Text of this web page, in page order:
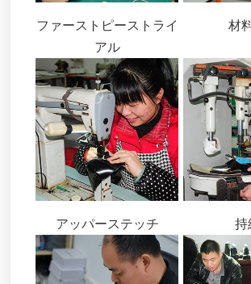
ファーストピーストライ
アル
材
アッパーステッチ 持